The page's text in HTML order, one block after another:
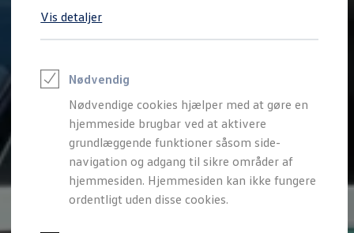
Vis detaljer
Nødvendig
Nødvendige cookies hjælper med at gøre en
hjemmeside brugbar ved at aktivere
grundlæggende funktioner såsom side-
navigation og adgang til sikre områder af
hjemmesiden. Hjemmesiden kan ikke fungere
ordentligt uden disse cookies.
Udregn din rækkevidde
Lær din ID. at kende
Varmepumpe
Energieffektivitet
Teaser Battery Regulation
Software og konnektivitet
ID. Software 6.0
ID.- softwareversioner og opdateringer
Grænseflader til din ID.
Køb og leasing
Lagerbiler til hurtig levering